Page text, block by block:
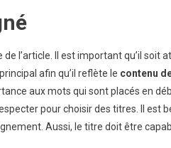
l’article. Il est important qu’il soit
afin qu’il reflète le contenu
aux mots qui sont placés en
pour choisir des titres. Il est
Aussi, le titre doit être